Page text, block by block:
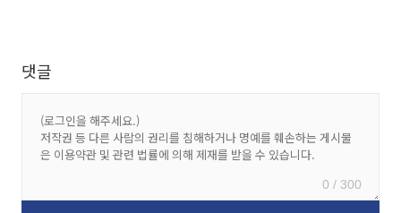
댓글
0 / 300